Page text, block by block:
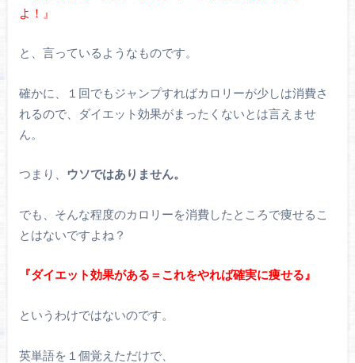
よ！』
と、言っているようなものです。
確かに、１回でもジャンプすればカロリーが少しは消費さ
れるので、ダイエット効果がまったくないとは言えませ
ん。
つまり、 ウソではありません。
でも、そんな程度のカロリーを消費したところで痩せるこ
とはないですよね？
『ダイエット効果がある＝これをやれば確実に痩せる』
というわけではないのです。
英単語を１個覚えただけで、